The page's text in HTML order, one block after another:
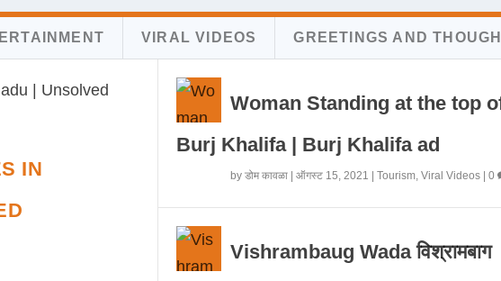
VIRAL VIDEOS GREETINGS AND
IN
Woman Standing at the top
Burj Khalifa | Burj Khalifa ad
by डोम कावळा| ऑगस्ट 15, 2021 | Tourism, Viral Videos| 0
Vishrambaug Wada विश्रामबाग